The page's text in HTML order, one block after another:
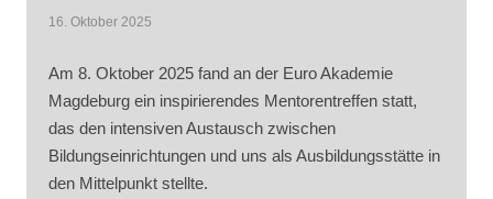
16. Oktober 2025
Am 8. Oktober 2025 fand an der Euro Akademie
Magdeburg ein inspirierendes Mentorentreffen statt,
das den intensiven Austausch zwischen
Bildungseinrichtungen und uns als Ausbildungsstätte in
den Mittelpunkt stellte.